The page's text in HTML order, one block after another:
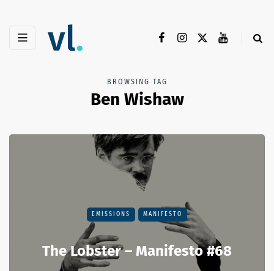
BROWSING TAG
Ben Wishaw
EMISSIONS MANIFESTO
The Lobster – Manifesto #68